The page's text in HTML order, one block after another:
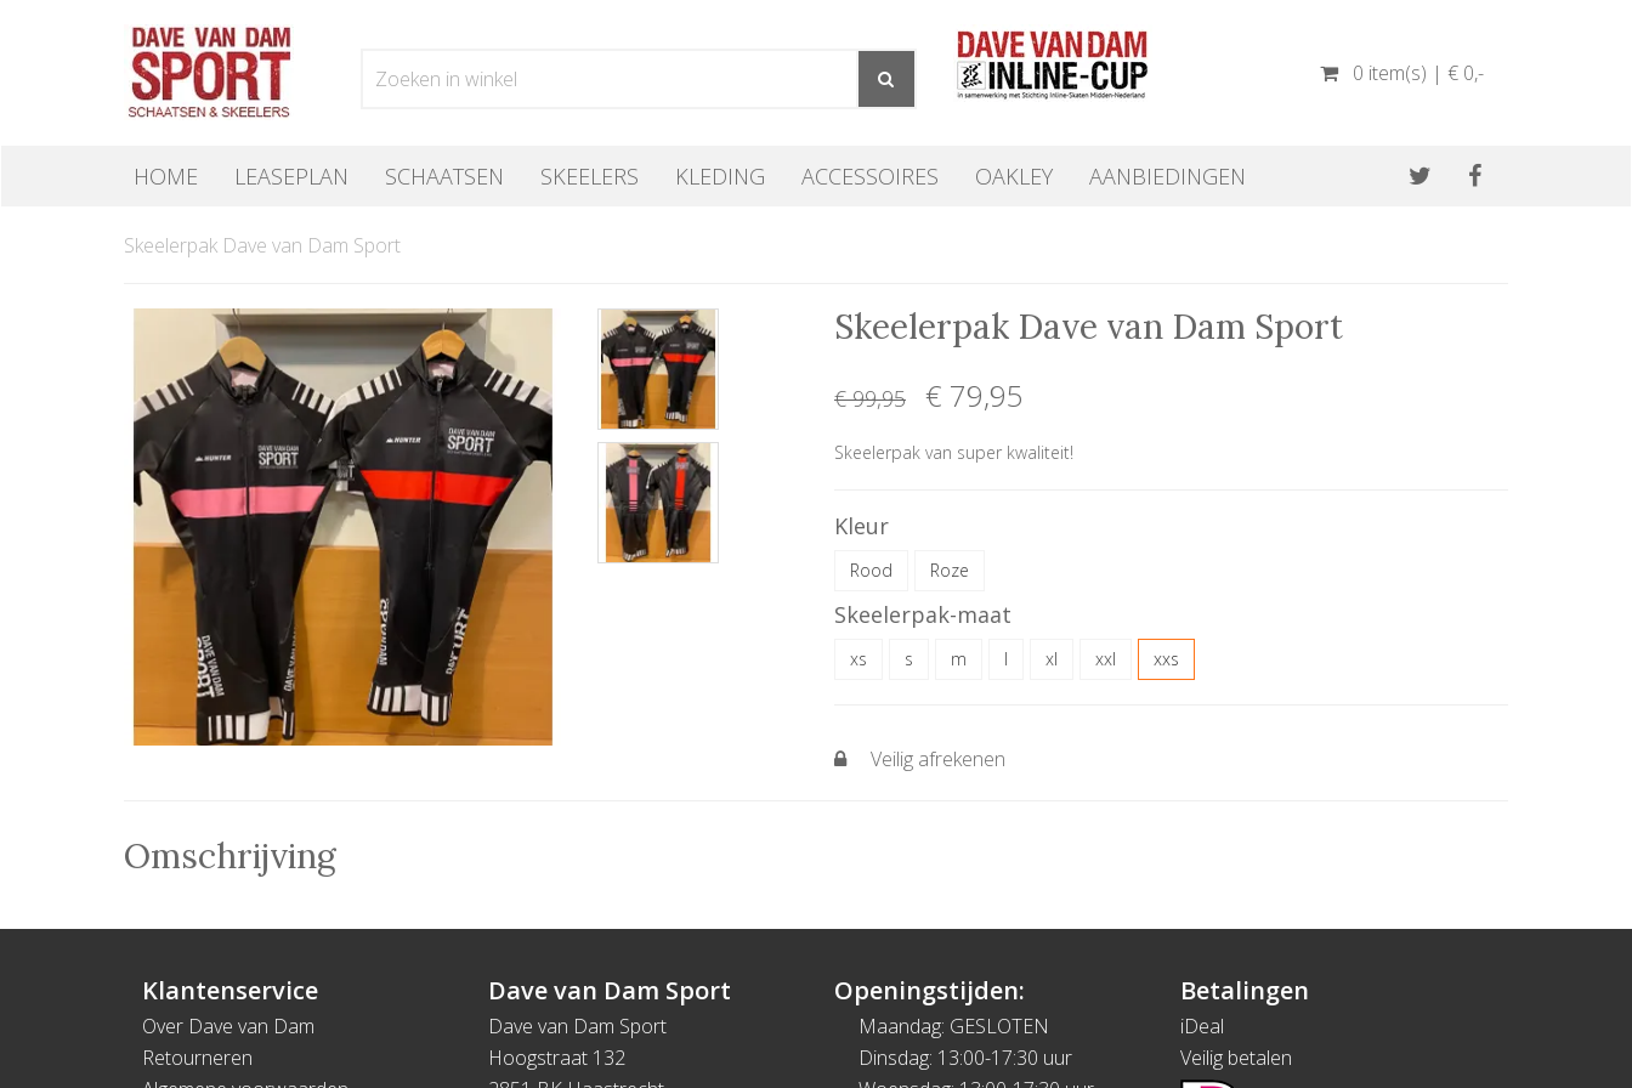
0 item(s) | € 0,-
HOME LEASEPLAN SCHAATSEN SKEELERS KLEDING ACCESSOIRES OAKLEY AANBIEDINGEN
Skeelerpak Dave van Dam Sport
Skeelerpak Dave van Dam Sport
€ 99,95 € 79,95
Skeelerpak van super kwaliteit!
Kleur
Rood Roze
Skeelerpak-maat
xs s m l xl xxl xxs
Veilig afrekenen
Omschrijving
Klantenservice
Over Dave van Dam
Retourneren
Dave van Dam Sport
Dave van Dam Sport
Hoogstraat 132
Openingstijden:
Maandag: GESLOTEN
Dinsdag: 13:00-17:30 uur
Betalingen
iDeal
Veilig betalen